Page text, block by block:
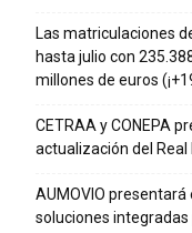
Las matriculaciones
hasta julio con
millones de euros
CETRAA y CONEPA
actualización del Real
AUMOVIO
soluciones